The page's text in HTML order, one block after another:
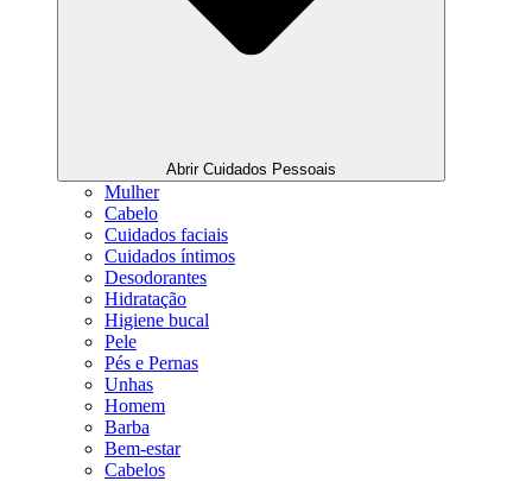
Abrir Cuidados Pessoais
Mulher
Cabelo
Cuidados faciais
Cuidados íntimos
Desodorantes
Hidratação
Higiene bucal
Pele
Pés e Pernas
Unhas
Homem
Barba
Bem-estar
Cabelos